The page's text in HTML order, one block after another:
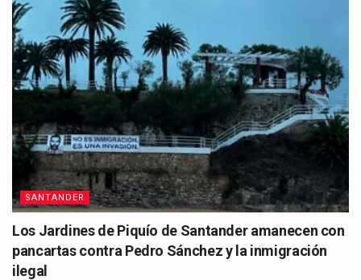
SANTANDER
Los Jardines de Piquío de Santander amanecen con
pancartas contra Pedro Sánchez y la inmigración
ilegal